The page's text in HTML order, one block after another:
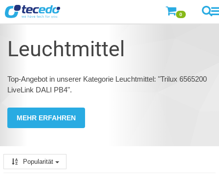
0
Leuchtmittel
Top-Angebot in unserer Kategorie Leuchtmittel: "Trilux 6565200
LiveLink DALI PB4".
MEHR ERFAHREN
Popularität